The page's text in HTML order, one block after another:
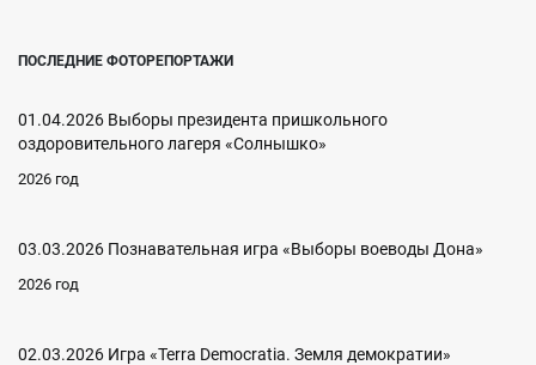
ПОСЛЕДНИЕ ФОТОРЕПОРТАЖИ
01.04.2026 Выборы президента пришкольного
оздоровительного лагеря «Солнышко»
2026 год
03.03.2026 Познавательная игра «Выборы воеводы Дона»
2026 год
02.03.2026 Игра «Terra Democratia. Земля демократии»